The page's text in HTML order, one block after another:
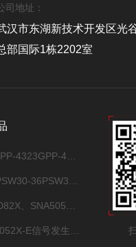
司地址：
汉市东湖新技术开发区光
部国际1栋2202室
4323四通道可编程直流电源
36PSW30-36直流电源
矢量网络分析仪SNA5000X系列
信号发生器SDG6000X-E系列